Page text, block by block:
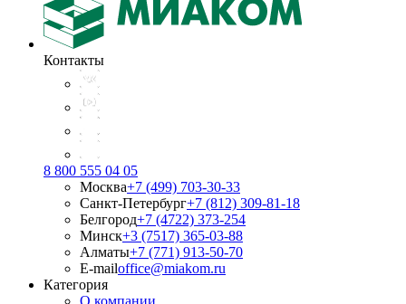
Контакты
8 800 555 04 05
Москва+7 (499) 703-30-33
Санкт-Петербург+7 (812) 309-81-18
Белгород+7 (4722) 373-254
Минск+3 (7517) 365-03-88
Алматы+7 (771) 913-50-70
E-mailoffice@miakom.ru
Категория